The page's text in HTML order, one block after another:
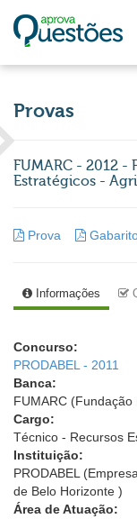
Provas
FUMARC - 2012 -
Estratégicos -
Prova
Informações
Concurso:
PRODABEL - 2011
Banca:
FUMARC
Cargo:
Técnico - Recursos
Instituição:
PRODABEL
de Belo Horizonte )
Área de Atuação: